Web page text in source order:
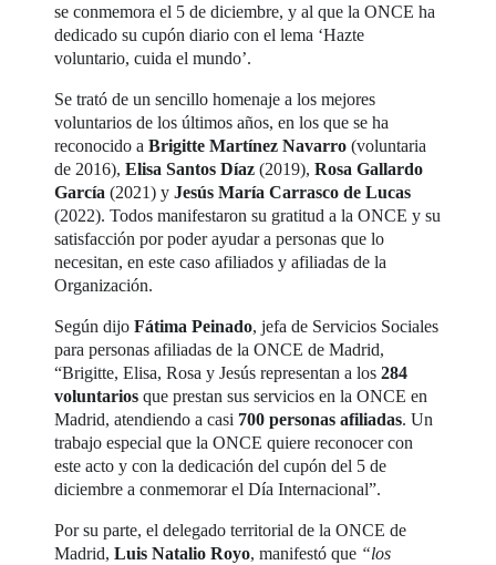
se conmemora el 5 de diciembre, y al que la ONCE ha
dedicado su cupón diario con el lema ‘Hazte
voluntario, cuida el mundo’.
Se trató de un sencillo homenaje a los mejores
voluntarios de los últimos años, en los que se ha
reconocido aBrigitte Martínez Navarro (voluntaria
de 2016),Elisa Santos Díaz (2019),Rosa Gallardo
García (2021) yJesús María Carrasco de Lucas
(2022). Todos manifestaron su gratitud a la ONCE y su
satisfacción por poder ayudar a personas que lo
necesitan, en este caso afiliados y afiliadas de la
Organización.
Según dijoFátima Peinado, jefa de Servicios Sociales
para personas afiliadas de la ONCE de Madrid,
“Brigitte, Elisa, Rosa y Jesús representan a los284
voluntarios que prestan sus servicios en la ONCE en
Madrid, atendiendo a casi 700 personas afiliadas. Un
trabajo especial que la ONCE quiere reconocer con
este acto y con la dedicación del cupón del 5 de
diciembre a conmemorar el Día Internacional”.
Por su parte, el delegado territorial de la ONCE de
Madrid,Luis Natalio Royo, manifestó que “los